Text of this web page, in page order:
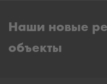
Наши новые
объекты